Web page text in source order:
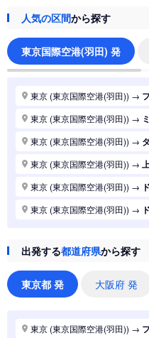
人気の区間から探す
東京国際空港(羽田) 発
東京 (東京国際空港(羽田)) →
東京 (東京国際空港(羽田)) →
東京 (東京国際空港(羽田)) →
東京 (東京国際空港(羽田)) →
東京 (東京国際空港(羽田)) →
東京 (東京国際空港(羽田)) →
東京 (東京国際空港(羽田))→
東京 (東京国際空港(羽田))
東京 (東京国際空港(羽田))
東京 (東京国際空港(羽田))
出発する都道府県から探す
東京都 発 大阪府 発
東京 (東京国際空港(羽田)) →